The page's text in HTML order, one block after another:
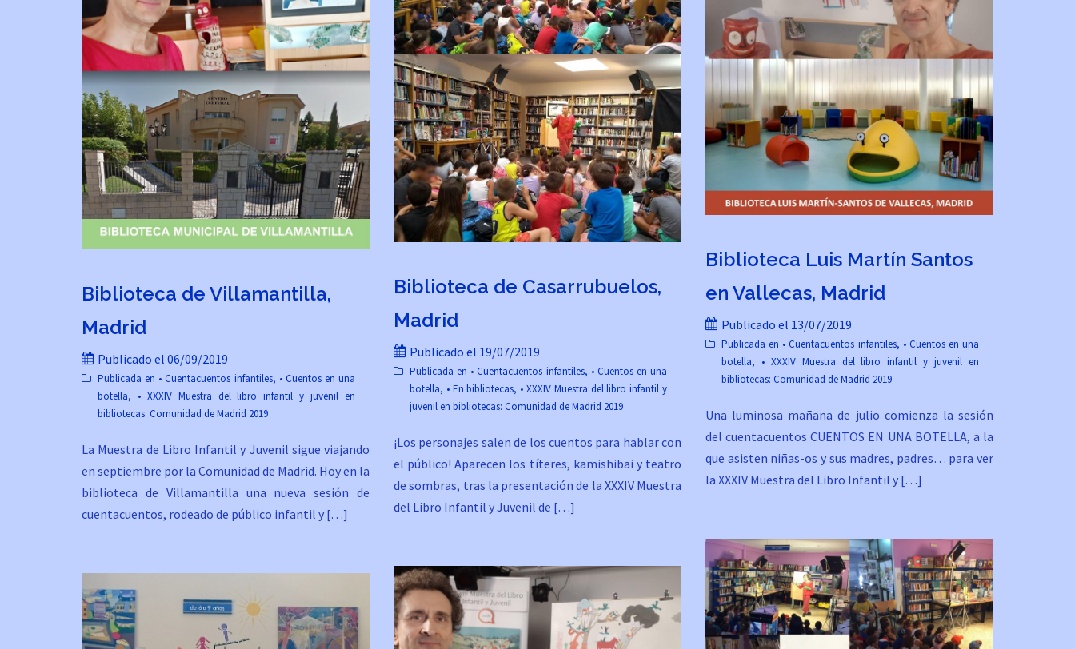
Biblioteca de Villamantilla,
Madrid
Publicado el 06/09/2019
Publicada en • Cuentacuentos infantiles, • Cuentos en una
botella, • XXXIV Muestra del libro infantil y juvenil en
bibliotecas: Comunidad de Madrid 2019
La Muestra de Libro Infantil y Juvenil sigue viajando
en septiembre por la Comunidad de Madrid. Hoy en la
biblioteca de Villamantilla una nueva sesión de
cuentacuentos, rodeado de público infantil y […]
Biblioteca de Casarrubuelos,
Madrid
Publicado el 19/07/2019
Publicada en • Cuentacuentos infantiles, • Cuentos en una
botella, • En bibliotecas, • XXXIV Muestra del libro infantil y
juvenil en bibliotecas: Comunidad de Madrid 2019
¡Los personajes salen de los cuentos para hablar con
el público! Aparecen los títeres, kamishibai y teatro
de sombras, tras la presentación de la XXXIV Muestra
del Libro Infantil y Juvenil de […]
Biblioteca Luis Martín Santos
en Vallecas, Madrid
Publicado el 13/07/2019
Publicada en • Cuentacuentos infantiles, • Cuentos en una
botella, • XXXIV Muestra del libro infantil y juvenil en
bibliotecas: Comunidad de Madrid 2019
Una luminosa mañana de julio comienza la sesión
del cuentacuentos CUENTOS EN UNA BOTELLA, a la
que asisten niñas-os y sus madres, padres… para ver
la XXXIV Muestra del Libro Infantil y […]